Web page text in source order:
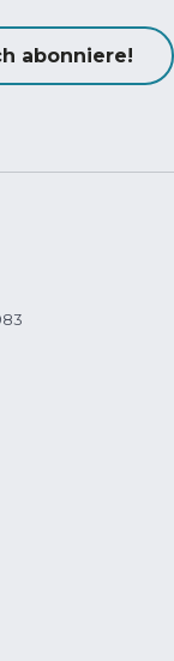
abonniere!